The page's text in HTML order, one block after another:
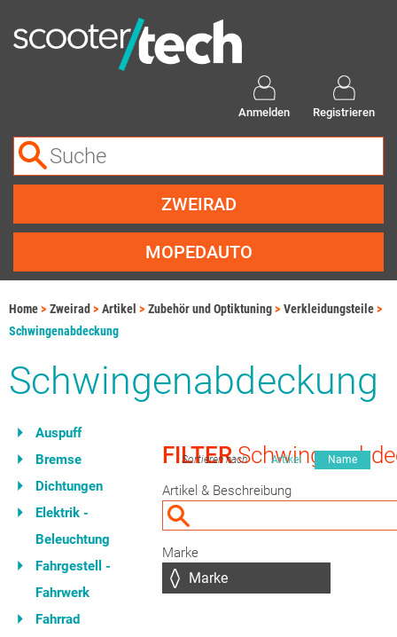
Anmelden Registrieren
ZWEIRAD
MOPEDAUTO
Home Zweirad Artikel Zubehör und Optiktuning
Verkleidungsteile
Schwingenabdeckung
Schwingenabdeckung
Auspuff
Bremse
Dichtungen
Elektrik -
Beleuchtung
Fahrgestell -
Fahrwerk
Fahrrad
FILTER
Sortieren nach Artikel Name
Artikel & Beschreibung
Marke